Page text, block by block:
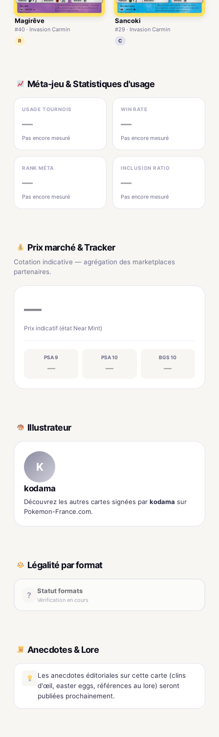
Magirêve
#40 · Invasion Carmin
R
Sancoki
#29 · Invasion Carmin
C
Méta-jeu & Statistiques d'usage
USAGE TOURNOIS
—
Pas encore mesuré
WIN RATE
—
Pas encore mesuré
RANK MÉTA
—
Pas encore mesuré
INCLUSION RATIO
—
Pas encore mesuré
Prix marché & Tracker
Cotation indicative — agrégation des marketplaces
partenaires.
—
Prix indicatif (état Near Mint)
PSA 9
—
PSA 10
—
BGS 10
—
Illustrateur
K
kodama
Découvrez les autres cartes signées par kodama sur
Pokemon-France.com.
Légalité par format
? Statut formats
Vérification en cours
Anecdotes & Lore
Les anecdotes éditoriales sur cette carte (clins
d'œil, easter eggs, références au lore) seront
publiées prochainement.